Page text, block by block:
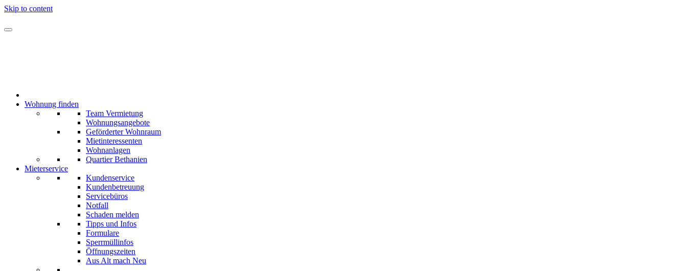
Skip to content
Wohnung finden
Team Vermietung
Wohnungsangebote
Geförderter Wohnraum
Mietinteressenten
Wohnanlagen
Quartier Bethanien
Mieterservice
Kundenservice
Kundenbetreuung
Servicebüros
Notfall
Schaden melden
Tipps und Infos
Formulare
Sperrmüllinfos
Öffnungszeiten
Aus Alt mach Neu